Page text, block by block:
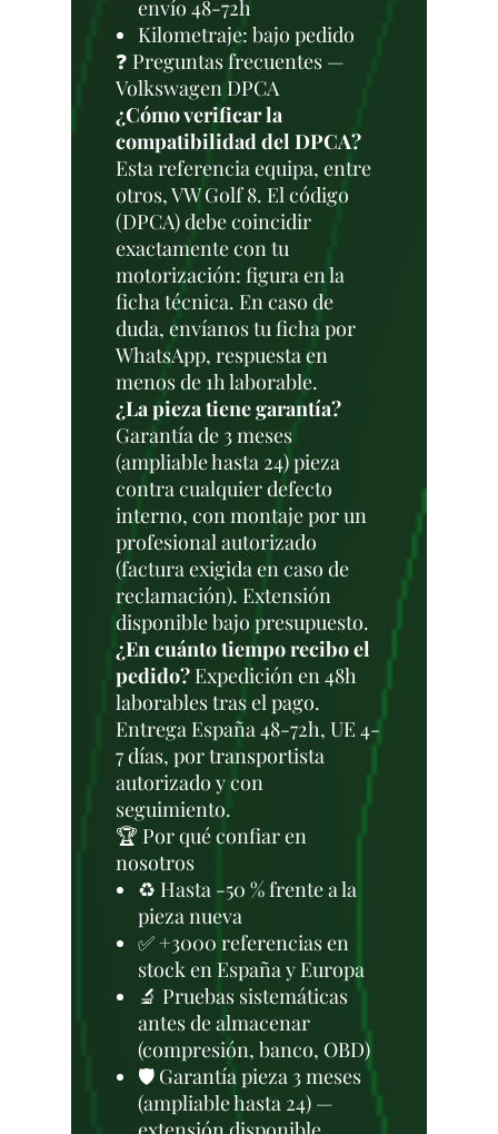
envío 48-72h
Kilometraje: bajo pedido
❓ Preguntas frecuentes —
Volkswagen DPCA
¿Cómo verificar la
compatibilidad del DPCA?
Esta referencia equipa, entre
otros, VW Golf 8. El código
(DPCA) debe coincidir
exactamente con tu
motorización: figura en la
ficha técnica. En caso de
duda, envíanos tu ficha por
WhatsApp, respuesta en
menos de 1h laborable.
¿La pieza tiene garantía?
Garantía de 3 meses
(ampliable hasta 24) pieza
contra cualquier defecto
interno, con montaje por un
profesional autorizado
(factura exigida en caso de
reclamación). Extensión
disponible bajo presupuesto.
¿En cuánto tiempo recibo el
pedido? Expedición en 48h
laborables tras el pago.
Entrega España 48-72h, UE 4-
7 días, por transportista
autorizado y con
seguimiento.
🏆 Por qué confiar en
nosotros
♻️ Hasta -50 % frente a la
pieza nueva
✅ +3000 referencias en
stock en España y Europa
🔬 Pruebas sistemáticas
antes de almacenar
(compresión, banco, OBD)
🛡️ Garantía pieza 3 meses
(ampliable hasta 24) —